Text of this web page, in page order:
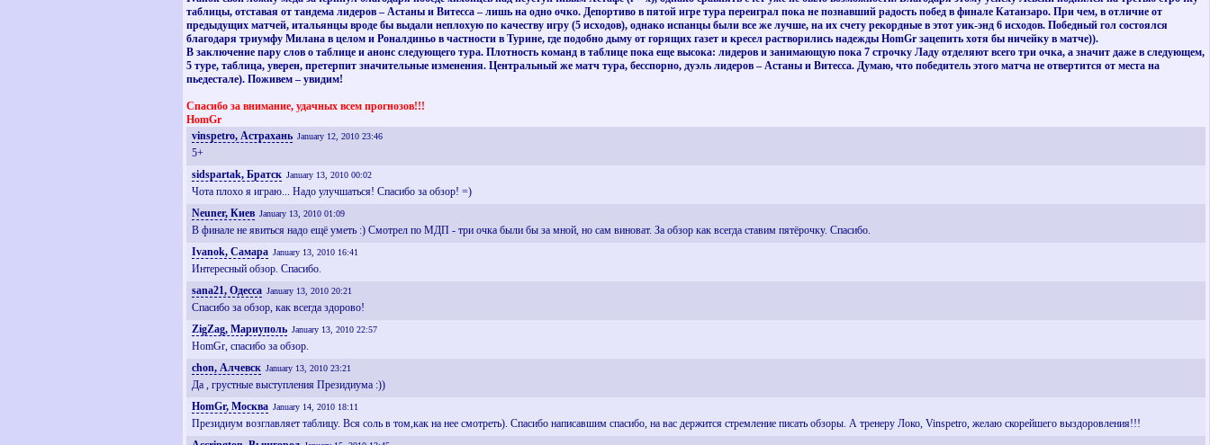
таблицы, отставая от тандема лидеров – Астаны и Витесса – лишь на одно очко. Депортиво в пятой игре тура переиграл пока не познавший радость побед в финале Катанзаро. При чем, в отличие от
предыдущих матчей, итальянцы вроде бы выдали неплохую по качеству игру (5 исходов), однако испанцы были все же лучше, на их счету рекордные в этот уик-энд 6 исходов. Победный гол состоялся
благодаря триумфу Милана в целом и Роналдиньо в частности в Турине, где подобно дыму от горящих газет и кресел растворились надежды HomGr зацепить хотя бы ничейку в матче)).
В заключение пару слов о таблице и анонс следующего тура. Плотность команд в таблице пока еще высока: лидеров и занимающую пока 7 строчку Ладу отделяют всего три очка, а значит даже в следующем,
5 туре, таблица, уверен, претерпит значительные изменения. Центральный же матч тура, бесспорно, дуэль лидеров – Астаны и Витесса. Думаю, что победитель этого матча не отвертится от места на
пьедестале). Поживем – увидим!
Спасибо за внимание, удачных всем прогнозов!!!
HomGr
vinspetro, Астрахань January 12, 2010 23:46
5+
sidspartak, Братск January 13, 2010 00:02
Чота плохо я играю... Надо улучшаться! Спасибо за обзор! =)
Neuner, Киев January 13, 2010 01:09
В финале не явиться надо ещё уметь :) Смотрел по МДП - три очка были бы за мной, но сам виноват. За обзор как всегда ставим пятёрочку. Спасибо.
Ivanok, Самара January 13, 2010 16:41
Интересный обзор. Спасибо.
sana21, Одесса January 13, 2010 20:21
Спасибо за обзор, как всегда здорово!
ZigZag, Мариуполь January 13, 2010 22:57
HomGr, спасибо за обзор.
chon, Алчевск January 13, 2010 23:21
Да , грустные выступления Президиума :))
HomGr, Москва January 14, 2010 18:11
Президиум возглавляет таблицу. Вся соль в том,как на нее смотреть). Спасибо написавшим спасибо, на вас держится стремление писать обзоры. А тренеру Локо, Vinspetro, желаю скорейшего выздоровления!!!